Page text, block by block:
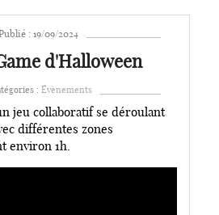
: 19/09/2024
d'Halloween
: Évènements
jeu collaboratif se déroulant
différentes zones
environ 1h.